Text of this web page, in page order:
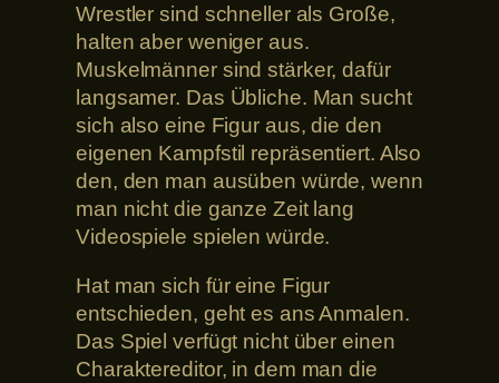
Wrestler sind schneller als Große,
halten aber weniger aus.
Muskelmänner sind stärker, dafür
langsamer. Das Übliche. Man sucht
sich also eine Figur aus, die den
eigenen Kampfstil repräsentiert. Also
den, den man ausüben würde, wenn
man nicht die ganze Zeit lang
Videospiele spielen würde.
Hat man sich für eine Figur
entschieden, geht es ans Anmalen.
Das Spiel verfügt nicht über einen
Charaktereditor, in dem man die